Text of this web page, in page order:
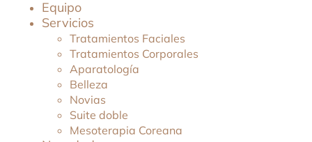
Equipo
Servicios
Tratamientos Faciales
Tratamientos Corporales
Aparatología
Belleza
Novias
Suite doble
Mesoterapia Coreana